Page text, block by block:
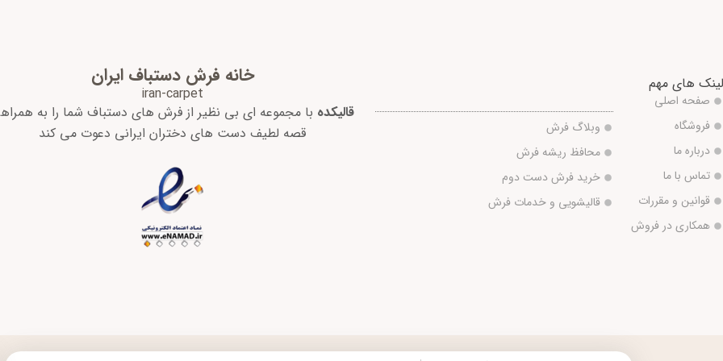
لینک های مهم
صفحه اصلی
فروشگاه
درباره ما
تماس با ما
قوانین و مقررات
همکاری در فروش
وبلاگ فرش
محافظ ریشه فرش
خرید فرش دست دوم
قالیشویی و خدمات فرش
خانه فرش دستباف ایران
iran-carpet
قالیکده با مجموعه ای بی نظیر از فرش های دستباف شما را به
قصه لطیف دست های دختران ایرانی دعوت می کند